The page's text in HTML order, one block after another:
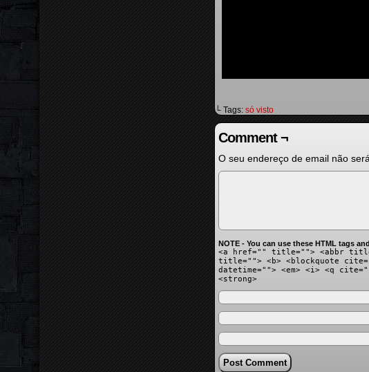
└ Tags: só visto
Comment ¬
O seu endereço de email não
NOTE - You can use these HTML tags
<a href="" title=""> <abbr
title=""> <b> <blockquote
datetime=""> <em> <i> <q
<strong>